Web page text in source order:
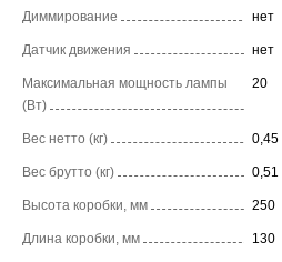
Диммирование нет
Датчик движения нет
Максимальная мощность лампы
(Вт)
20
Вес нетто (кг) 0,45
Вес брутто (кг) 0,51
Высота коробки, мм 250
Длина коробки, мм 130